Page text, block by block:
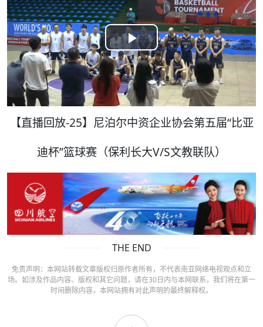
Play
Video
【直播回放-25】尼泊尔中资企业协会第五届“比亚
迪杯”篮球赛（保利长大V/S文教联队）
THE END
免责声明：本网站转载文章版权归原作者所有，不代表南亚网络电视观点和立
场。如涉及作品内容、版权和其它问题，请在30日内与本网联系，我们将在第一
时间删除内容，本网站拥有对此声明的最终解释权。